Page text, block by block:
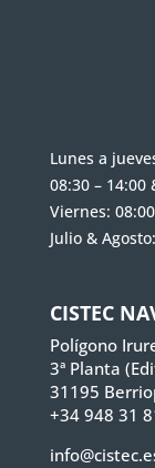
Lunes a
08:30 – 14:00
Viernes:
Julio &
CISTEC
Polígono
3ª Planta
31195
+34 948 31